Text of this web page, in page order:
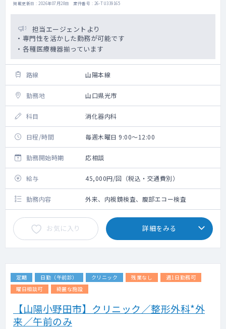
掲載更新日 : 2026年07月28日 案件番号 : 26-TU339165
担当エージェントより
・専門性を活かした勤務が可能です
・各種医療機器揃っています
路線 山陽本線
勤務地 山口県光市
科目 消化器内科
日程/時間 毎週木曜日 9:00～12:00
勤務開始時期 応相談
給与 45,000円/回（税込・交通費別）
勤務内容 外来、内視鏡検査、腹部エコー検査
お気に入り 詳細をみる
定期 日勤（午前診） クリニック 残業なし
週1日勤務可
曜日相談可
綺麗な施設
【山陽小野田市】クリニック／整形外科*外
来／午前のみ